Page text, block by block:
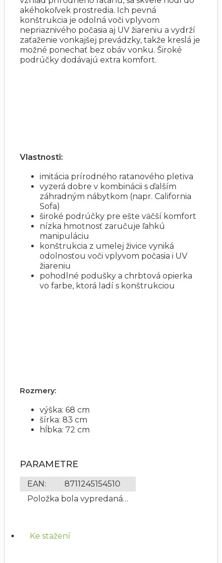
akéhokoľvek prostredia. Ich pevná
konštrukcia je odolná voči vplyvom
nepriaznivého počasia aj UV žiareniu a vydrží
zaťaženie vonkajšej prevádzky, takže kreslá je
možné ponechať bez obáv vonku. Široké
podrúčky dodávajú extra komfort.
Vlastnosti:
imitácia prírodného ratanového pletiva
vyzerá dobre v kombinácii s ďalším
záhradným nábytkom (napr. California
Sofa)
široké podrúčky pre ešte väčší komfort
nízka hmotnosť zaručuje ľahkú
manipuláciu
konštrukcia z umelej živice vyniká
odolnosťou voči vplyvom počasia i UV
žiareniu
pohodlné podušky a chrbtová opierka
vo farbe, ktorá ladí s konštrukciou
Rozmery:
výška: 68 cm
šírka: 83 cm
hĺbka: 72 cm
PARAMETRE
EAN:
8711245154510
Položka bola vypredaná…
Ke stažení